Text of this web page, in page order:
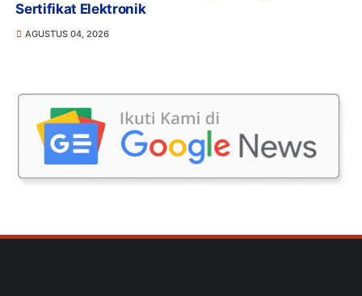
Sertifikat Elektronik
AGUSTUS 04, 2026